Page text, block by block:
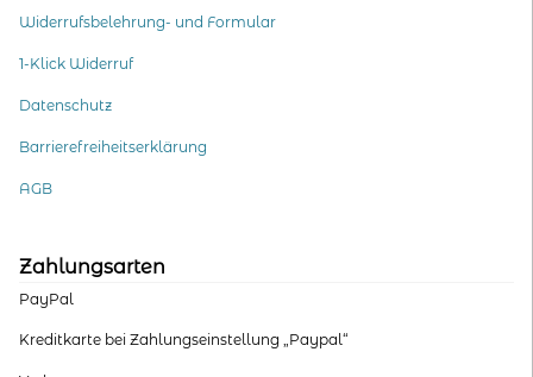
Widerrufsbelehrung- und Formular
1-Klick Widerruf
Datenschutz
Barrierefreiheitserklärung
AGB
Zahlungsarten
PayPal
Kreditkarte bei Zahlungseinstellung „Paypal“